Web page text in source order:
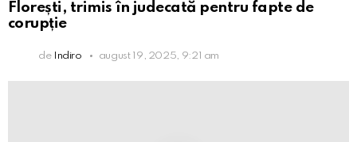
Florești, trimis în judecată pentru fapte de
corupție
de Indiro august 19, 2025, 9:21 am